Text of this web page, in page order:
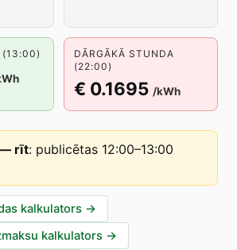
(13:00)
DĀRGĀKĀ STUNDA
(22:00)
€ 0.1695 /kWh
— rīt: publicētas 12:00–13:00
kalkulators →
kalkulators →